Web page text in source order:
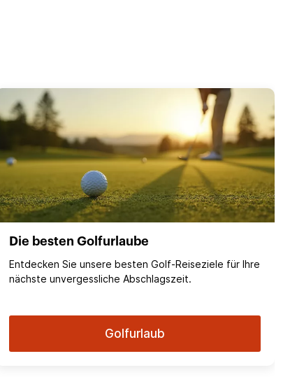
Die besten Golfurlaube
Entdecken Sie unsere besten Golf-Reiseziele für Ihre
nächste unvergessliche Abschlagszeit.
Golfurlaub